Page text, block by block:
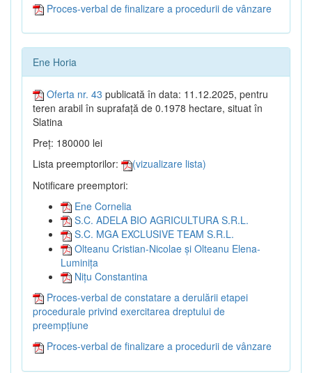
Proces-verbal de finalizare a procedurii de vânzare
Ene Horia
Oferta nr. 43 publicată în data: 11.12.2025, pentru
teren arabil în suprafață de 0.1978 hectare, situat în
Slatina
Preț: 180000 lei
Lista preemptorilor:
(vizualizare lista)
Notificare preemptori:
Ene Cornelia
S.C. ADELA BIO AGRICULTURA S.R.L.
S.C. MGA EXCLUSIVE TEAM S.R.L.
Olteanu Cristian-Nicolae și Olteanu Elena-
Luminița
Nițu Constantina
Proces-verbal de constatare a derulării etapei
procedurale privind exercitarea dreptului de
preempțiune
Proces-verbal de finalizare a procedurii de vânzare